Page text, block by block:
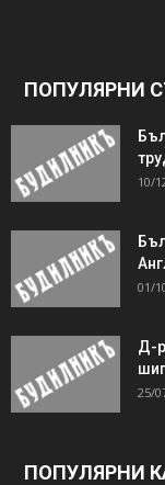
ПОПУЛЯРНИ
10/
01/
Д-р
25/
ПОПУЛЯРНИ